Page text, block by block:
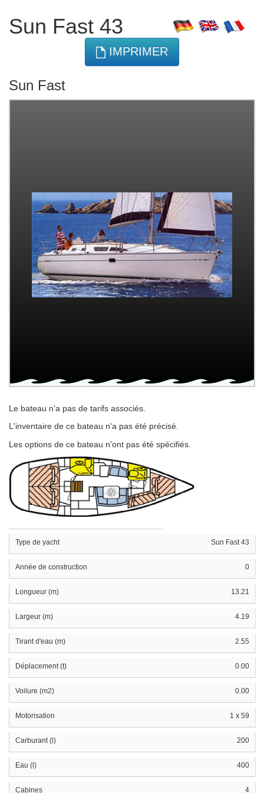
Sun Fast 43
IMPRIMER
Sun Fast
Le bateau n'a pas de tarifs associés.
L'inventaire de ce bateau n'a pas été précisé.
Les options de ce bateau n'ont pas été spécifiés.
Type de yacht Sun Fast 43
Année de construction 0
Longueur (m) 13.21
Largeur (m) 4.19
Tirant d'eau (m) 2.55
Déplacement (t) 0.00
Voilure (m2) 0.00
Motorisation 1 x 59
Carburant (l) 200
Eau (l) 400
Cabines 4